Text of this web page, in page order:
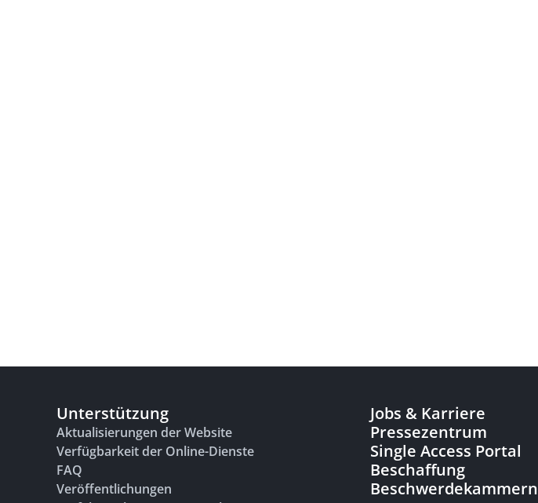
Unterstützung
Aktualisierungen der Website
Verfügbarkeit der Online-Dienste
FAQ
Veröffentlichungen
Jobs & Karriere
Pressezentrum
Single Access Portal
Beschaffung
Beschwerdekammern